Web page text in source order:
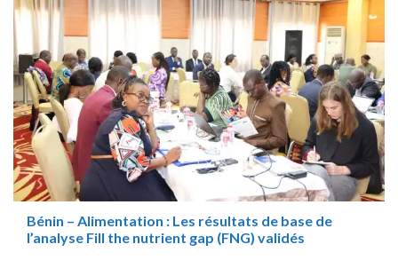
Bénin – Alimentation : Les résultats de base de
l’analyse Fill the nutrient gap (FNG) validés